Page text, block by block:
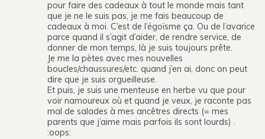
pour faire des cadeaux à tout le monde mais tant
que je ne le suis pas, je me fais beaucoup de
cadeaux à moi. C’est de l’égoïsme ça. Ou de l’avarice
parce quand il s’agit d’aider, de rendre service, de
donner de mon temps, là je suis toujours prête.
Je me la pètes avec mes nouvelles
boucles/chaussures/etc. quand j’en ai, donc on peut
dire que je suis orgueilleuse.
Et puis, je suis une menteuse en herbe vu que pour
voir namoureux où et quand je veux, je raconte pas
mal de salades à mes ancêtres directs (= mes
parents que j’aime mais parfois ils sont lourds) .
:oops: